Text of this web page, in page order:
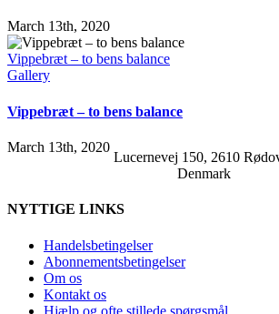
March 13th, 2020
Vippebræt – to bens balance
Gallery
Vippebræt – to bens balance
March 13th, 2020
Lucernevej 150, 2610
Denmark
NYTTIGE LINKS
Handelsbetingelser
Abonnementsbetingelser
Om os
Kontakt os
Hjælp og ofte stillede spørgsmål